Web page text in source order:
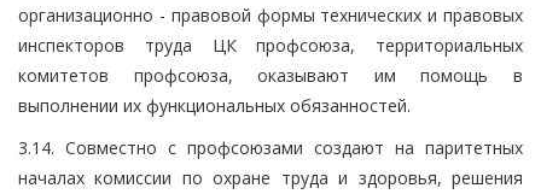
организационно - правовой формы технических и правовых
инспекторов труда ЦК профсоюза, территориальных
комитетов профсоюза, оказывают им помощь в
выполнении их функциональных обязанностей.
3.14. Совместно с профсоюзами создают на паритетных
началах комиссии по охране труда и здоровья, решения